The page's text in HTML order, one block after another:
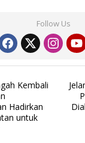
Follow Us
Kembali
Hadirkan
untuk